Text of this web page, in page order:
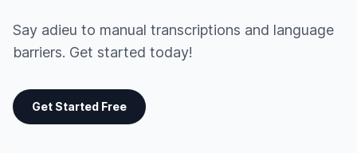
Say adieu to manual transcriptions and language
barriers. Get started today!
Get Started Free